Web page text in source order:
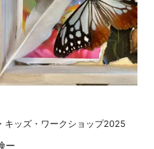
キッズ・ワークショップ2025
ー